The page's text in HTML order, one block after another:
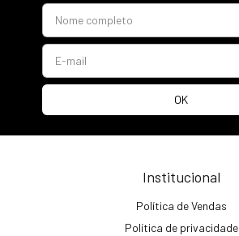
Institucional
Política de Vendas
Política de privacidade